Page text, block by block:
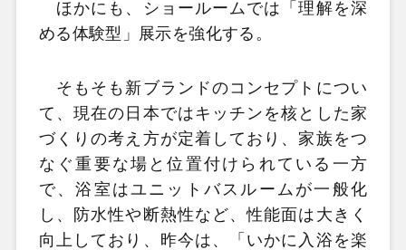
ほかにも、ショールームでは「理解を深
める体験型」展示を強化する。
そもそも新ブランドのコンセプトについ
て、現在の日本ではキッチンを核とした家
づくりの考え方が定着しており、家族をつ
なぐ重要な場と位置付けられている一方
で、浴室はユニットバスルームが一般化
し、防水性や断熱性など、性能面は大きく
向上しており、昨今は、「いかに入浴を楽